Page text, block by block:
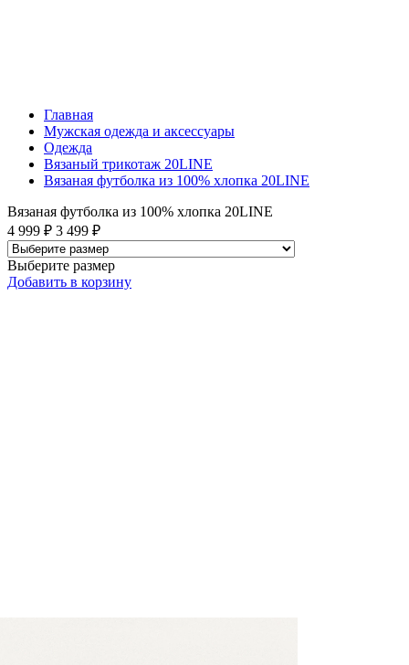
Главная
Мужская одежда и аксессуары
Одежда
Вязаный трикотаж 20LINE
Вязаная футболка из 100% хлопка 20LINE
Вязаная футболка из 100% хлопка 20LINE
4 999 ₽ 3 499 ₽
Выберите размер
Добавить в корзину